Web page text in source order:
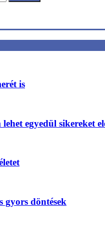
is
egyedül sikereket
gyors döntések